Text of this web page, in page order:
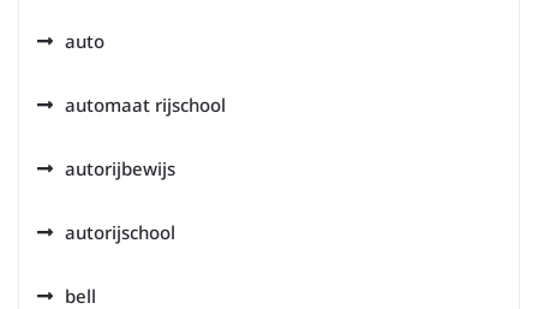
auto
automaat rijschool
autorijbewijs
autorijschool
bell